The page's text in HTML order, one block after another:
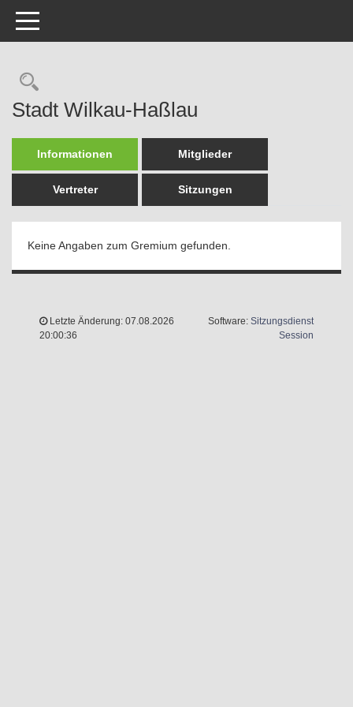
Toggle navigation
Rechercheauswahl
Stadt Wilkau-Haßlau
Informationen Mitglieder
Vertreter Sitzungen
Keine Angaben zum Gremium gefunden.
Letzte Änderung: 07.08.2026
20:00:36
Software: Sitzungsdienst
Session